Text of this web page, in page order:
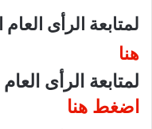
لمتابعة الرأى
هنا
لمتابعة الرأى
اضغط هنا